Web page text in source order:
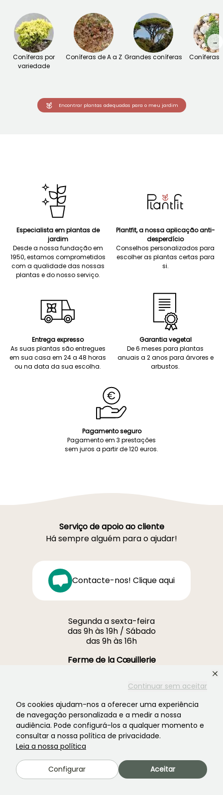
Continuar sem aceitar
Os cookies ajudam-nos a oferecer uma experiência
de navegação personalizada e a medir a nossa
audiência. Pode configurá-los a qualquer momento e
consultar a nossa política de privacidade.
Leia a nossa política
Configurar Aceitar
Coníferas por
variedade
Coníferas de A a Z Grandes coníferas Coníferas
→
Encontrar plantas adequadas para o meu jardim
Especialista em plantas de
jardim
Desde a nossa fundação em
1950, estamos comprometidos
com a qualidade das nossas
plantas e do nosso serviço.
Plantfit, a nossa aplicação anti-
desperdício
Conselhos personalizados para
escolher as plantas certas para
si.
Entrega expresso
As suas plantas são entregues
em sua casa em 24 a 48 horas
ou na data da sua escolha.
Garantia vegetal
De 6 meses para plantas
anuais a 2 anos para árvores e
arbustos.
Pagamento seguro
Pagamento em 3 prestações
sem juros a partir de 120 euros.
Serviço de apoio ao cliente
Há sempre alguém para o ajudar!
Contacte-nos! Clique aqui
Segunda a sexta-feira
das 9h às 19h / Sábado
das 9h às 16h
Ferme de la Cœuillerie
59840 Premesques
Contacte-nos →
MAIS DE 3700 AVALIAÇÕES CERTIFICADAS:
A SUA EXPERIÊNCIA É IMPORTANTE PARA
NÓS